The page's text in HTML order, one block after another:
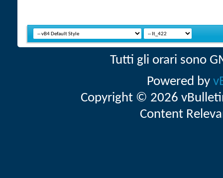
Tutti gli orari sono
Powered by
Copyright © 2026
Content